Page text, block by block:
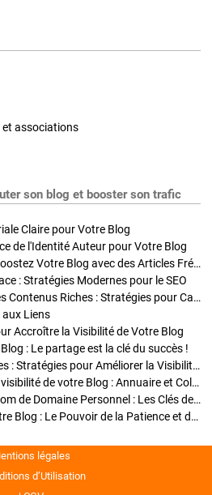
et associations
son blog et booster son trafic
Claire pour Votre Blog
de l'Identité Auteur pour Votre Blog
Stratégies de Publication : Boostez Votre Blog avec des Articles Fréquents et Exclusifs
: Stratégies Modernes pour le SEO
Enrichir Vos Articles avec des Contenus Riches : Stratégies pour Captiver et Optimiser
Liens
Accroître la Visibilité de Votre Blog
: Le partage est la clé du succès !
Optimisation SEO des Articles : Stratégies pour Améliorer la Visibilité de Votre Blog
Stratégies pour améliorer la visibilité de votre Blog : Annuaire et Collaborations
Pourquoi Investir dans un Nom de Domaine Personnel : Les Clés de la Réussite de Votre Blog
Comment Faire Émerger Votre Blog : Le Pouvoir de la Patience et de la Persévérance
légales
d’Utilisation